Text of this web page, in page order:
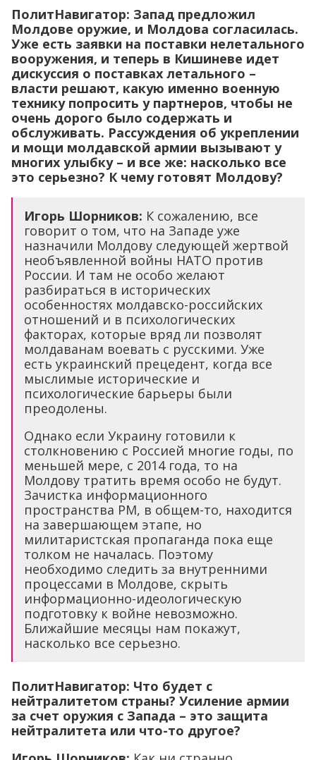
ПолитНавигатор: Запад предложил
Молдове оружие, и Молдова согласилась.
Уже есть заявки на поставки нелетального
вооружения, и теперь в Кишиневе идет
дискуссия о поставках летального –
власти решают, какую именно военную
технику попросить у партнеров, чтобы не
очень дорого было содержать и
обслуживать. Рассуждения об укреплении
и мощи молдавской армии вызывают у
многих улыбку – и все же: насколько все
это серьезно? К чему готовят Молдову?
Игорь Шорников: К сожалению, все
говорит о том, что на Западе уже
назначили Молдову следующей жертвой
необъявленной войны НАТО против
России. И там не особо желают
разбираться в исторических
особенностях молдавско-российских
отношений и в психологических
факторах, которые вряд ли позволят
молдаванам воевать с русскими. Уже
есть украинский прецедент, когда все
мыслимые исторические и
психологические барьеры были
преодолены.
Однако если Украину готовили к
столкновению с Россией многие годы, по
меньшей мере, с 2014 года, то на
Молдову тратить время особо не будут.
Зачистка информационного
пространства РМ, в общем-то, находится
на завершающем этапе, но
милитаристская пропаганда пока еще
толком не началась. Поэтому
необходимо следить за внутренними
процессами в Молдове, скрыть
информационно-идеологическую
подготовку к войне невозможно.
Ближайшие месяцы нам покажут,
насколько все серьезно.
ПолитНавигатор: Что будет с
нейтралитетом страны? Усиление армии
за счет оружия с Запада – это защита
нейтралитета или что-то другое?